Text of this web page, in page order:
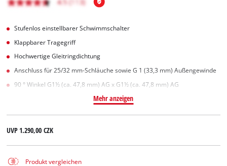
Stufenlos einstellbarer Schwimmschalter
Klappbarer Tragegriff
Hochwertige Gleitringdichtung
Anschluss für 25/32 mm-Schläuche sowie G 1 (33,3 mm) Außengewinde
90 ° Winkel G1½ (ca. 47,8 mm) AG x G1½ (ca. 47,8 mm) AG
Mehr anzeigen
UVP1.290,00 CZK
Produkt vergleichen